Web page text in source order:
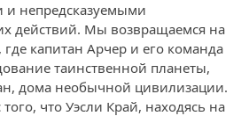
непредсказуемыми
действий. Мы возвращаемся на
капитан Арчер и его команда
таинственной планеты,
дома необычной цивилизации.
что Уэсли Край, находясь на